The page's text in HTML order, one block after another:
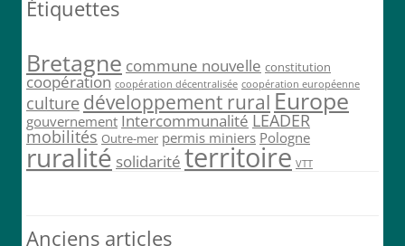
Étiquettes
Bretagne commune nouvelle constitution
coopération coopération décentralisée coopération européenne
culture développement rural Europe
gouvernement Intercommunalité LEADER
mobilités Outre-mer permis miniers Pologne
ruralité solidarité territoire VTT
Anciens articles